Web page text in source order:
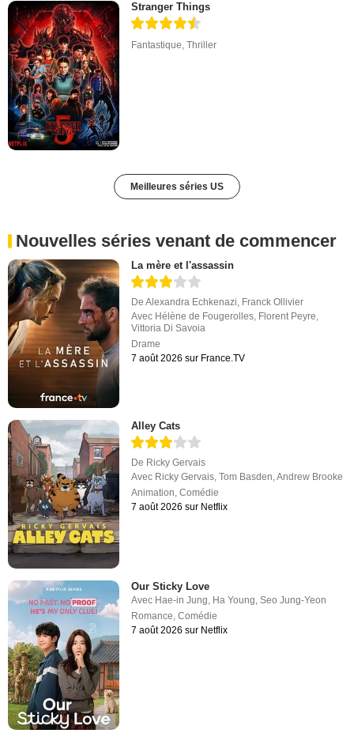
Stranger Things
Fantastique,Thriller
Meilleures séries US
Nouvelles séries venant de commencer
La mère et l'assassin
DeAlexandra Echkenazi Franck Ollivier
Avec Hélène de Fougerolles Florent Peyre
Vittoria Di Savoia
Drame
7 août 2026 sur France.TV
Alley Cats
De Ricky Gervais
Avec Ricky Gervais,Tom Basden,Andrew Brooke
Animation,Comédie
7 août 2026 sur Netflix
Our Sticky Love
Avec Hae-in Jung, Ha Young,Seo Jung-Yeon
Romance,Comédie
7 août 2026 sur Netflix